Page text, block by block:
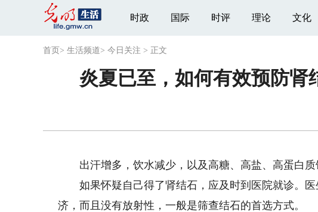
时政 国际 时评 理论 文化
首页 > 生活频道> 今日关注 > 正文
炎夏已至，如何有效预防肾
出汗增多，饮水减少，以及高糖、高盐、高蛋白质
如果怀疑自己得了肾结石，应及时到医院就诊。医
济，而且没有放射性，一般是筛查结石的首选方式。